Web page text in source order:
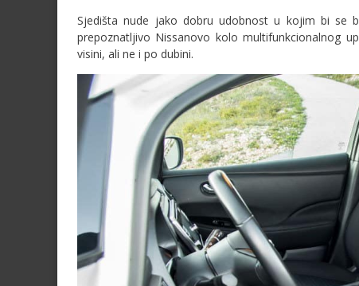
Sjedišta nude jako dobru udobnost u kojim bi se
prepoznatljivo Nissanovo kolo multifunkcionalnog
visini, ali ne i po dubini.